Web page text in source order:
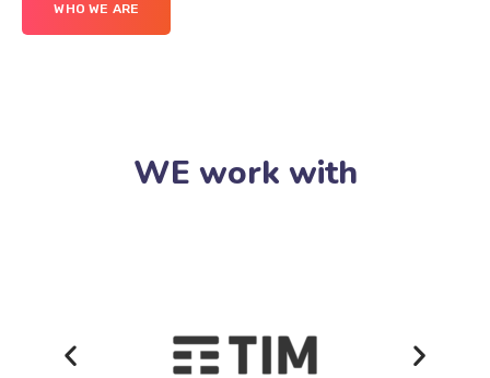
WHO WE ARE
WE work with